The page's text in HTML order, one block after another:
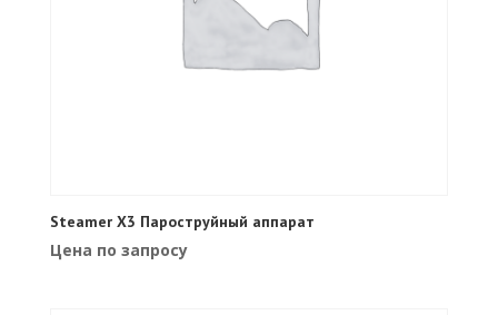
Steamer X3 Пароструйный аппарат
Цена по запросу